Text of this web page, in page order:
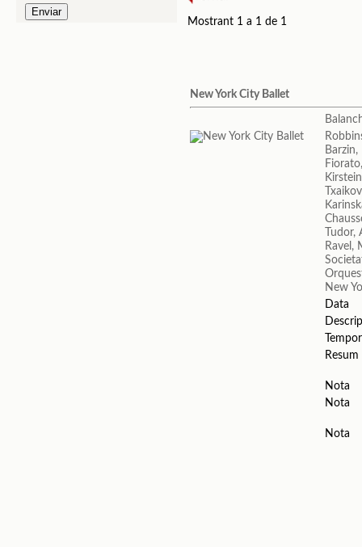
Mostrant 1 a 1 de 1
New York City Ballet
Barzin,
Ravel,
New
Data
Resum
Nota
Nota
Nota